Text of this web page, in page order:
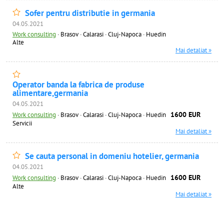
Sofer pentru distributie in germania
04.05.2021
Work consulting · Brasov · Calarasi · Cluj-Napoca · Huedin
Alte
Mai detaliat »
Operator banda la fabrica de produse
alimentare,germania
04.05.2021
Work consulting · Brasov · Calarasi · Cluj-Napoca · Huedin 1600 EUR
Servicii
Mai detaliat »
Se cauta personal in domeniu hotelier, germania
04.05.2021
Work consulting · Brasov · Calarasi · Cluj-Napoca · Huedin 1600 EUR
Alte
Mai detaliat »